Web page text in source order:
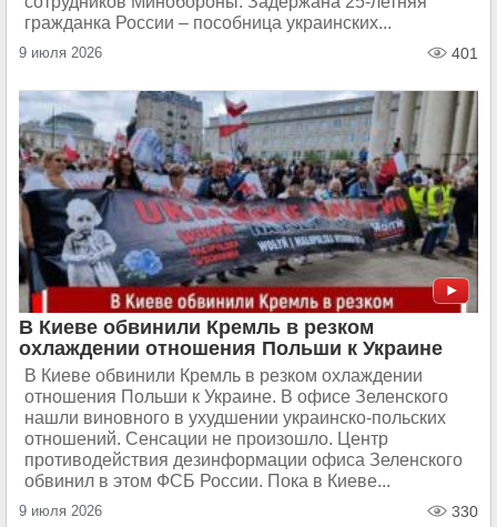
гражданка России – пособница украинских...
9 июля 2026 401
В Киеве обвинили Кремль в резком
охлаждении отношения Польши к Украине
В Киеве обвинили Кремль в резком охлаждении
отношения Польши к Украине. В офисе Зеленского
нашли виновного в ухудшении украинско-польских
отношений. Сенсации не произошло. Центр
противодействия дезинформации офиса Зеленского
обвинил в этом ФСБ России. Пока в Киеве...
9 июля 2026 330